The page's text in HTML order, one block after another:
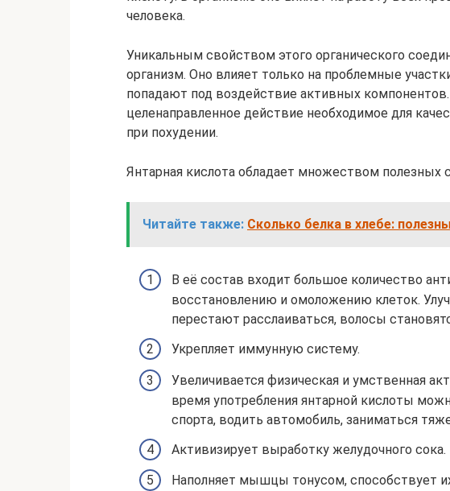
человека.
Уникальным свойством этого органического
организм. Оно влияет только на проблемные
попадают под воздействие активных
целенаправленное действие необходимое для
при похудении.
Янтарная кислота обладает множеством полезных
Читайте также: Сколько белка в хлебе:
В её состав входит большое количество
восстановлению и омоложению клеток.
перестают расслаиваться, волосы
Укрепляет иммунную систему.
Увеличивается физическая и умственная
время употребления янтарной кислоты
спорта, водить автомобиль, заниматься
Активизирует выработку желудочного сока.
Наполняет мышцы тонусом, способствует